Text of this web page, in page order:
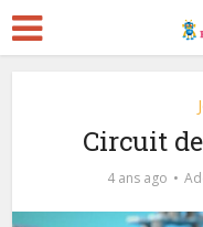
Circuit
4 ans ago